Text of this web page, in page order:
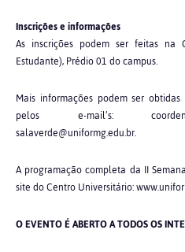
Inscrições e informações
As inscrições podem ser feitas na
Estudante), Prédio 01 do campus.
Mais informações podem ser
pelos e-mail’s:
salaverde@uniformg.edu.br.
A programação completa da II
site do Centro Universitário:
O EVENTO É ABERTO A TODOS OS